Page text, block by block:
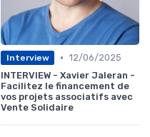
Interview • 12/06/2025
INTERVIEW - Xavier Jaleran -
Facilitez le financement de
vos projets associatifs avec
Vente Solidaire